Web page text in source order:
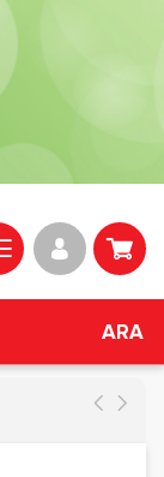
ARA